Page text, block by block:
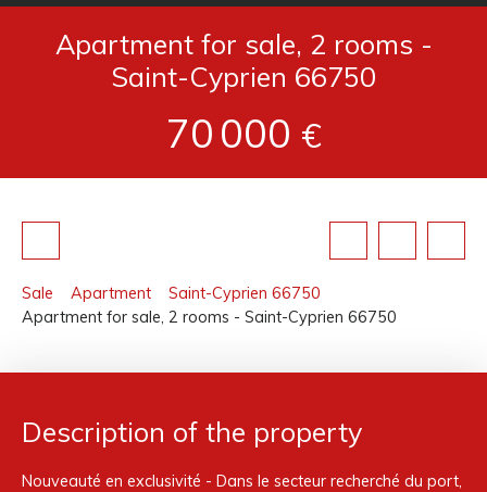
Apartment for sale, 2 rooms -
Saint-Cyprien 66750
70 000 €
Sale Apartment
Saint-Cyprien 66750
Apartment for sale, 2 rooms - Saint-Cyprien 66750
Description of the property
Nouveauté en exclusivité - Dans le secteur recherché du port,